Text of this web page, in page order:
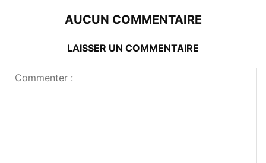
AUCUN COMMENTAIRE
LAISSER UN COMMENTAIRE